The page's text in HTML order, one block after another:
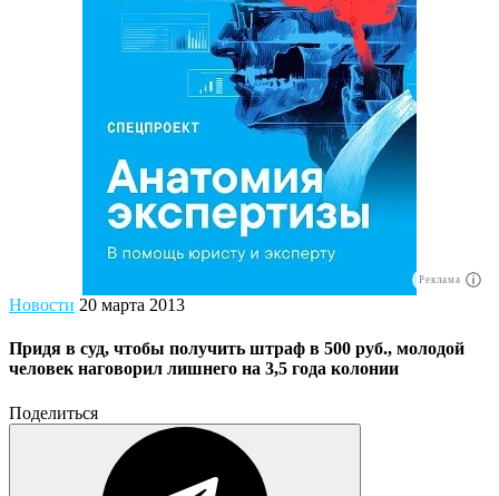
Реклама
Новости 20 марта 2013
Придя в суд, чтобы получить штраф в 500 руб., молодой
человек наговорил лишнего на 3,5 года колонии
Поделиться